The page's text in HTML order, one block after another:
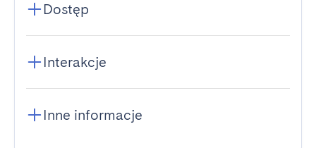
Dostęp
Interakcje
Inne informacje